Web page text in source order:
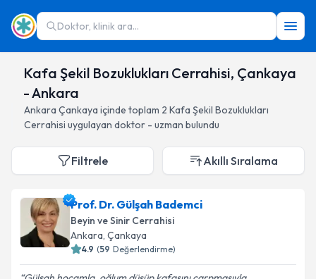
Doktor, klinik ara...
Kafa Şekil Bozuklukları Cerrahisi, Çankaya
- Ankara
Ankara Çankaya içinde toplam 2 Kafa Şekil Bozuklukları
Cerrahisi uygulayan doktor - uzman bulundu
Filtrele Akıllı Sıralama
Prof. Dr. Gülşah Bademci
Beyin ve Sinir Cerrahisi
Ankara, Çankaya
4.9 (59 Değerlendirme)